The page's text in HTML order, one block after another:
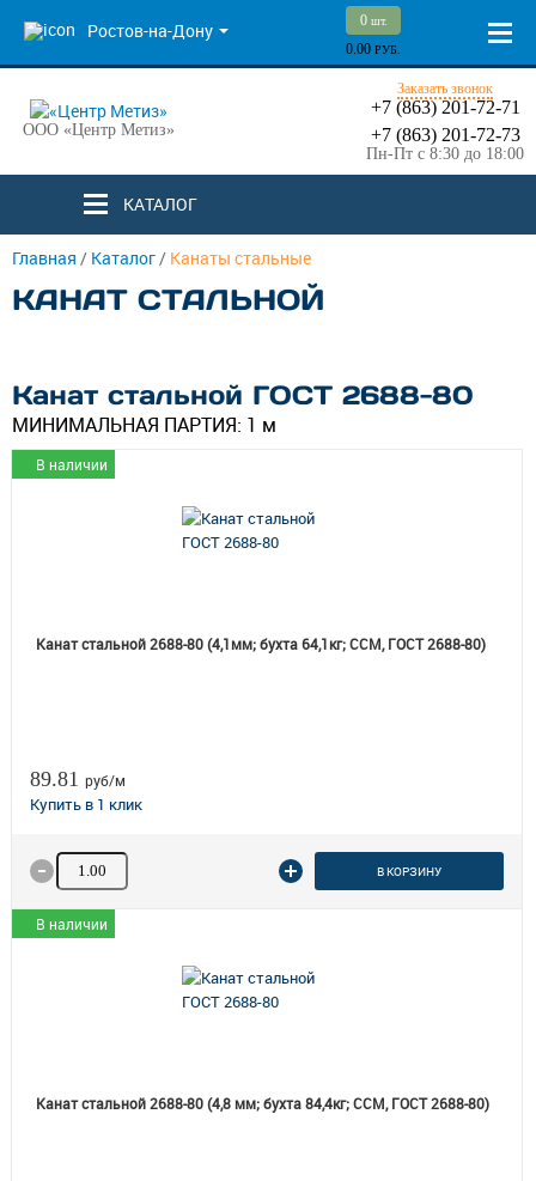
Ростов-на-Дону 0 шт.
0.00 РУБ.
ООО «Центр Метиз»
Заказать звонок
+7 (863) 201-72-71
+7 (863) 201-72-73
Пн-Пт с 8:30 до 18:00
КАТАЛОГ
Главная / Каталог/ Канаты стальные
КАНАТ СТАЛЬНОЙ
Канат стальной ГОСТ 2688-80
МИНИМАЛЬНАЯ ПАРТИЯ: 1 м
В наличии
Канат стальной 2688-80 (4,1мм; бухта 64,1кг; ССМ, ГОСТ 2688-80)
89.81 руб/м
Количество товара В КОРЗИНУ
В наличии
Канат стальной 2688-80 (4,8 мм; бухта 84,4кг; ССМ, ГОСТ 2688-80)